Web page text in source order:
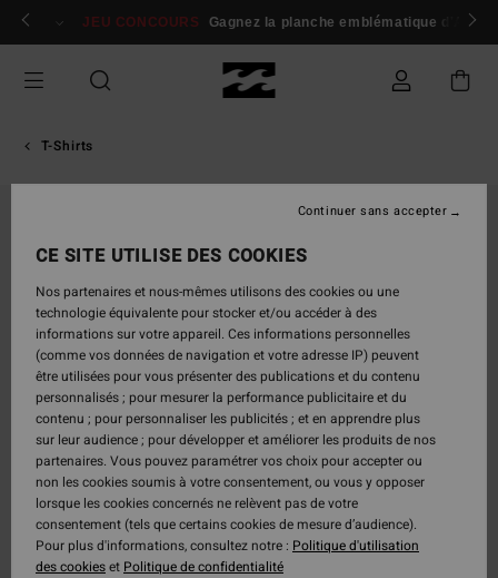
Passer
Se connecter / s'inscrire
JEU CONCOURS Gagnez la planche emblématique d'Andy
T-Shirts
CE SITE UTILISE DES COOKIES
Nos partenaires et nous-mêmes utilisons des cookies ou une
technologie équivalente pour stocker et/ou accéder à des
informations sur votre appareil. Ces informations personnelles
(comme vos données de navigation et votre adresse IP) peuvent
être utilisées pour vous présenter des publications et du contenu
personnalisés ; pour mesurer la performance publicitaire et du
contenu ; pour personnaliser les publicités ; et en apprendre plus
sur leur audience ; pour développer et améliorer les produits de nos
partenaires. Vous pouvez paramétrer vos choix pour accepter ou
non les cookies soumis à votre consentement, ou vous y opposer
lorsque les cookies concernés ne relèvent pas de votre
consentement (tels que certains cookies de mesure d’audience).
Pour plus d'informations, consultez notre : Politique d'utilisation
des cookieset Politique de confidentialité
Continuer sans accepter